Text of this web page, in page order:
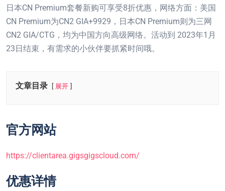
日本CN Premium套餐新购可享受8折优惠，网络方面：美国
CN Premium为CN2 GIA+9929，日本CN Premium则为三网
CN2 GIA/CTG，均为中国方向高级网络。活动到 2023年1月
23日结束，有需求的小伙伴要抓紧时间哦。
文章目录 展开
官方网站
https://clientarea.gigsgigscloud.com/
优惠详情